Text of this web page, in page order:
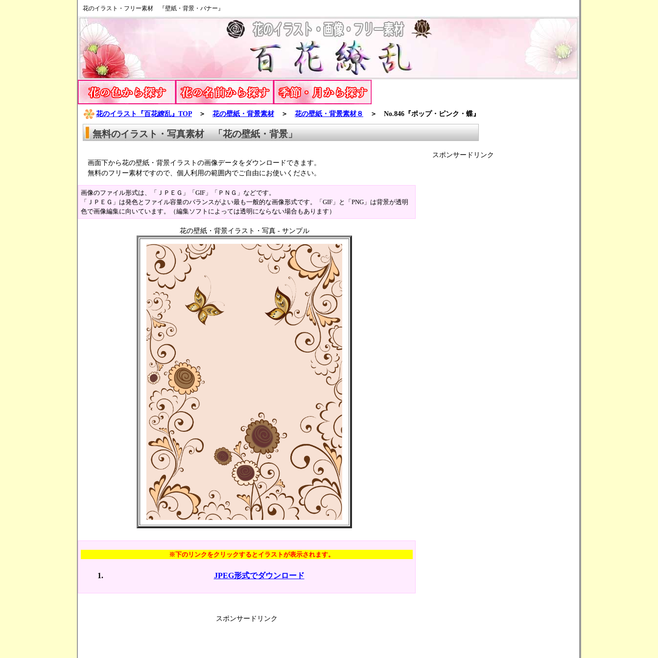
花のイラスト・フリー素材 『壁紙・背景・バナー』
花のイラスト『百花繚乱』TOP ＞ 花の壁紙・背景素材＞ 花の壁紙・背景素材８ ＞ No.846『ポップ・ピンク・蝶』
無料のイラスト・写真素材 「花の壁紙・背景」
スポンサードリンク
画面下から花の壁紙・背景イラストの画像データをダウンロードできます。
無料のフリー素材ですので、個人利用の範囲内でご自由にお使いください。
画像のファイル形式は、「ＪＰＥＧ」「GIF」「ＰＮＧ」などです。
「ＪＰＥＧ」は発色とファイル容量のバランスがよい最も一般的な画像形式です。「GIF」と「PNG」は背景が透明
色で画像編集に向いています。（編集ソフトによっては透明にならない場合もあります）
花の壁紙・背景イラスト・写真 - サンプル
※下のリンクをクリックするとイラストが表示されます。
JPEG形式でダウンロード
スポンサードリンク